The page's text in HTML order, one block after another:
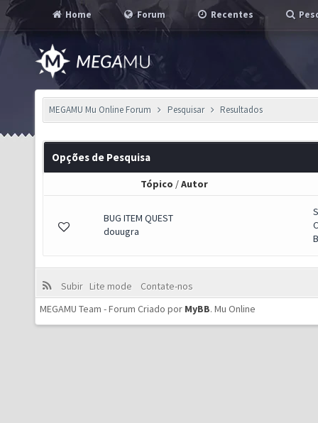
Home Forum Recentes
MEGAMU Mu Online Forum Pesquisar Resultados
Opções de Pesquisa
Tópico /Autor
BUG ITEM QUEST
douugra
Subir Lite mode
Contate-nos
MEGAMU Team - Forum Criado por MyBB. Mu Online